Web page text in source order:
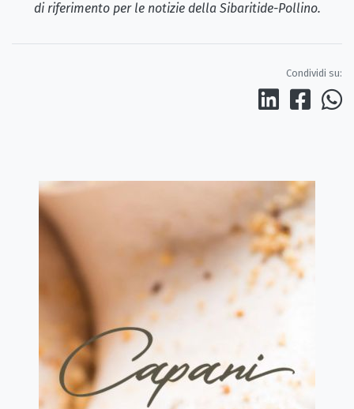
di riferimento per le notizie della Sibaritide-Pollino.
Condividi su: